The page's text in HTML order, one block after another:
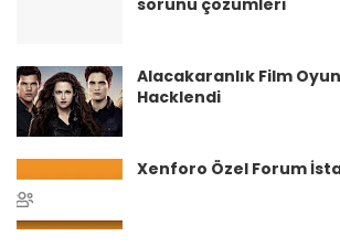
sorunu çözümleri
Alacakaranlık Film
Hacklendi
Xenforo Özel Forum